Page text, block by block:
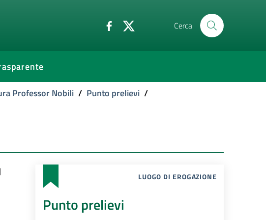
Cerca
Professor Nobili / Punto prelievi /
LUOGO DI EROGAZIONE
Punto prelievi